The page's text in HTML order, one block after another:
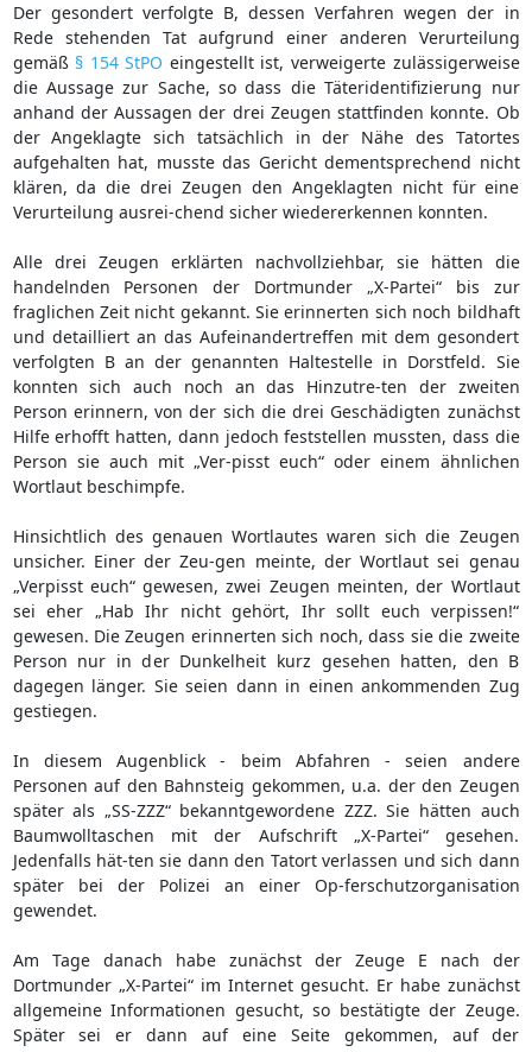
Der gesondert verfolgte B, dessen Verfahren wegen der in
Rede stehenden Tat aufgrund einer anderen Verurteilung
gemäß § 154 StPO eingestellt ist, verweigerte zulässigerweise
die Aussage zur Sache, so dass die Täteridentifizierung nur
anhand der Aussagen der drei Zeugen stattfinden konnte. Ob
der Angeklagte sich tatsächlich in der Nähe des Tatortes
aufgehalten hat, musste das Gericht dementsprechend nicht
klären, da die drei Zeugen den Angeklagten nicht für eine
Verurteilung ausrei-chend sicher wiedererkennen konnten.
Alle drei Zeugen erklärten nachvollziehbar, sie hätten die
handelnden Personen der Dortmunder „X-Partei“ bis zur
fraglichen Zeit nicht gekannt. Sie erinnerten sich noch bildhaft
und detailliert an das Aufeinandertreffen mit dem gesondert
verfolgten B an der genannten Haltestelle in Dorstfeld. Sie
konnten sich auch noch an das Hinzutre-ten der zweiten
Person erinnern, von der sich die drei Geschädigten zunächst
Hilfe erhofft hatten, dann jedoch feststellen mussten, dass die
Person sie auch mit „Ver-pisst euch“ oder einem ähnlichen
Wortlaut beschimpfe.
Hinsichtlich des genauen Wortlautes waren sich die Zeugen
unsicher. Einer der Zeu-gen meinte, der Wortlaut sei genau
„Verpisst euch“ gewesen, zwei Zeugen meinten, der Wortlaut
sei eher „Hab Ihr nicht gehört, Ihr sollt euch verpissen!“
gewesen. Die Zeugen erinnerten sich noch, dass sie die zweite
Person nur in der Dunkelheit kurz gesehen hatten, den B
dagegen länger. Sie seien dann in einen ankommenden Zug
gestiegen.
In diesem Augenblick - beim Abfahren - seien andere
Personen auf den Bahnsteig gekommen, u.a. der den Zeugen
später als „SS-ZZZ“ bekanntgewordene ZZZ. Sie hätten auch
Baumwolltaschen mit der Aufschrift „X-Partei“ gesehen.
Jedenfalls hät-ten sie dann den Tatort verlassen und sich dann
später bei der Polizei an einer Op-ferschutzorganisation
gewendet.
Am Tage danach habe zunächst der Zeuge E nach der
Dortmunder „X-Partei“ im Internet gesucht. Er habe zunächst
allgemeine Informationen gesucht, so bestätigte der Zeuge.
Später sei er dann auf eine Seite gekommen, auf der